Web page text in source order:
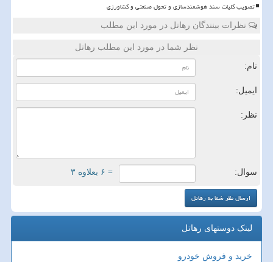
تصویب کلیات سند هوشمندسازی و تحول صنعتی و کشاورزی
نظرات بینندگان رهاتل در مورد این مطلب
نظر شما در مورد این مطلب رهاتل
نام:
ایمیل:
نظر:
سوال: = ۶ بعلاوه ۳
لینک دوستهای رهاتل
خرید و فروش خودرو